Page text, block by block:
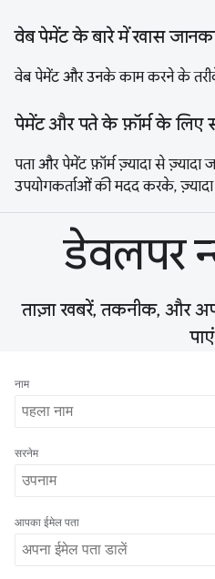
वेब पेमेंट के बारे में खास
वेब पेमेंट और उनके काम करने के
पेमेंट और पते के फ़ॉर्म के लिए
पता और पेमेंट फ़ॉर्म ज़्यादा से
उपयोगकर्ताओं की मदद करके, ज़्यादा
डेवलपर
ताज़ा खबरें, तकनीक, और